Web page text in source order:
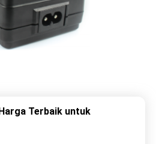
Terbaik untuk